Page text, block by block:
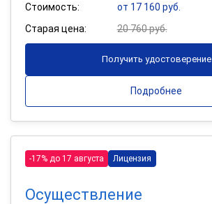
Стоимость:
от 17 160 руб.
Старая цена:
20 760 руб.
Получить удостоверение
Подробнее
-17% до 17 августа Лицензия
Осуществление